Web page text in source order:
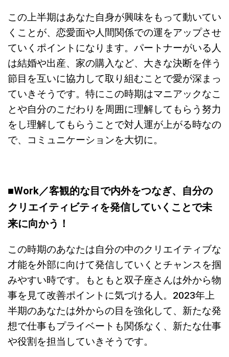
この上半期はあなた自身が興味をもって動いてい
くことが、恋愛面や人間関係での運をアップさせ
ていくポイントになります。パートナーがいる人
は結婚や出産、家の購入など、大きな決断を伴う
節目を互いに協力して取り組むことで愛が深まっ
ていきそうです。特にこの時期はマニアックなこ
とや自分のこだわりを周囲に理解してもらう努力
をし理解してもらうことで対人運が上がる時なの
で、コミュニケーションを大切に。
■Work／客観的な目で内外をつなぎ、自分の
クリエイティビティを発信していくことで未
来に向かう！
この時期のあなたは自分の中のクリエイティブな
才能を外部に向けて発信していくとチャンスを掴
みやすい時です。もともと双子座さんは外から物
事を見て改善ポイントに気づける人。2023年上
半期のあなたは外からの目を強化して、新たな発
想で仕事もプライベートも関係なく、新たな仕事
や役割を担当していきそうです。